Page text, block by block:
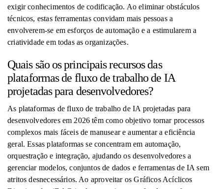
exigir conhecimentos de codificação. Ao eliminar obstáculos
técnicos, estas ferramentas convidam mais pessoas a
envolverem-se em esforços de automação e a estimularem a
criatividade em todas as organizações.
Quais são os principais recursos das
plataformas de fluxo de trabalho de IA
projetadas para desenvolvedores?
As plataformas de fluxo de trabalho de IA projetadas para
desenvolvedores em 2026 têm como objetivo tornar processos
complexos mais fáceis de manusear e aumentar a eficiência
geral. Essas plataformas se concentram em automação,
orquestração e integração, ajudando os desenvolvedores a
gerenciar modelos, conjuntos de dados e ferramentas de IA sem
atritos desnecessários. Ao aproveitar os Gráficos Acíclicos